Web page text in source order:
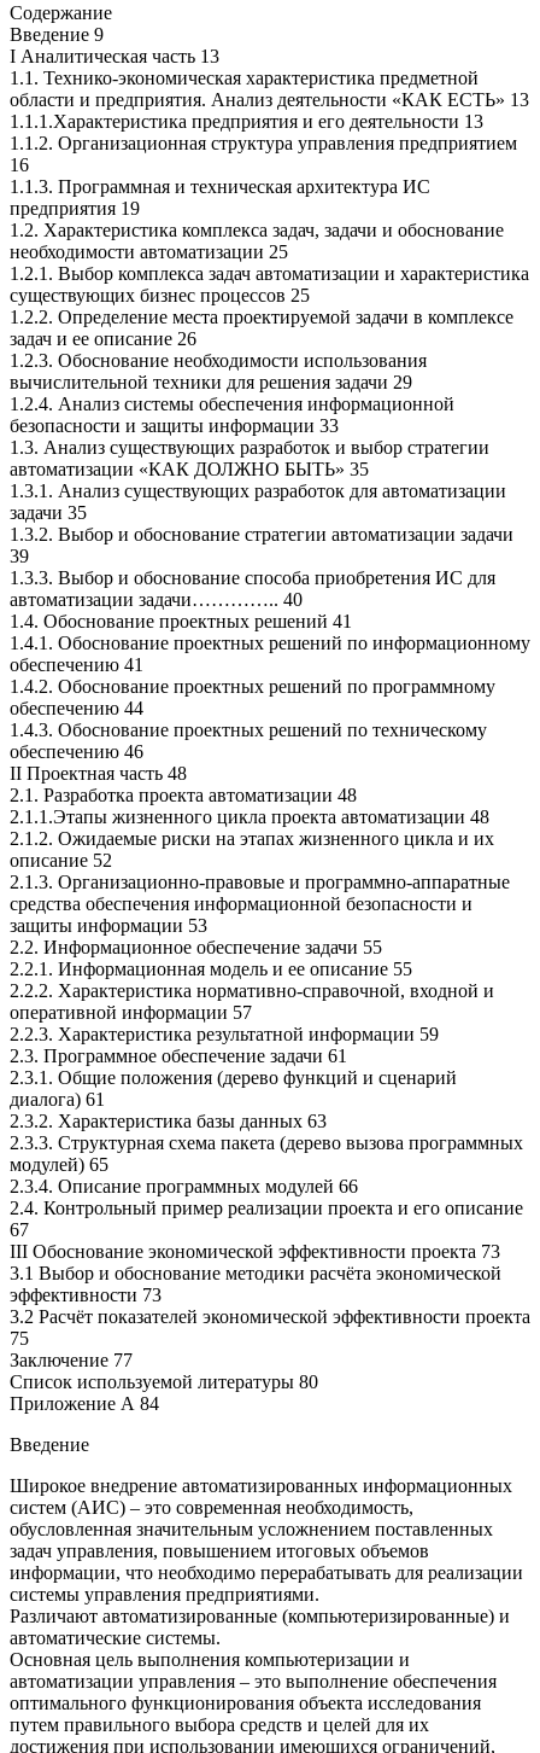
Содержание
Введение 9
I Аналитическая часть 13
1.1. Технико-экономическая характеристика предметной
области и предприятия. Анализ деятельности «КАК ЕСТЬ» 13
1.1.1.Характеристика предприятия и его деятельности 13
1.1.2. Организационная структура управления предприятием
16
1.1.3. Программная и техническая архитектура ИС
предприятия 19
1.2. Характеристика комплекса задач, задачи и обоснование
необходимости автоматизации 25
1.2.1. Выбор комплекса задач автоматизации и характеристика
существующих бизнес процессов 25
1.2.2. Определение места проектируемой задачи в комплексе
задач и ее описание 26
1.2.3. Обоснование необходимости использования
вычислительной техники для решения задачи 29
1.2.4. Анализ системы обеспечения информационной
безопасности и защиты информации 33
1.3. Анализ существующих разработок и выбор стратегии
автоматизации «КАК ДОЛЖНО БЫТЬ» 35
1.3.1. Анализ существующих разработок для автоматизации
задачи 35
1.3.2. Выбор и обоснование стратегии автоматизации задачи
39
1.3.3. Выбор и обоснование способа приобретения ИС для
автоматизации задачи………….. 40
1.4. Обоснование проектных решений 41
1.4.1. Обоснование проектных решений по информационному
обеспечению 41
1.4.2. Обоснование проектных решений по программному
обеспечению 44
1.4.3. Обоснование проектных решений по техническому
обеспечению 46
II Проектная часть 48
2.1. Разработка проекта автоматизации 48
2.1.1.Этапы жизненного цикла проекта автоматизации 48
2.1.2. Ожидаемые риски на этапах жизненного цикла и их
описание 52
2.1.3. Организационно-правовые и программно-аппаратные
средства обеспечения информационной безопасности и
защиты информации 53
2.2. Информационное обеспечение задачи 55
2.2.1. Информационная модель и ее описание 55
2.2.2. Характеристика нормативно-справочной, входной и
оперативной информации 57
2.2.3. Характеристика результатной информации 59
2.3. Программное обеспечение задачи 61
2.3.1. Общие положения (дерево функций и сценарий
диалога) 61
2.3.2. Характеристика базы данных 63
2.3.3. Структурная схема пакета (дерево вызова программных
модулей) 65
2.3.4. Описание программных модулей 66
2.4. Контрольный пример реализации проекта и его описание
67
III Обоснование экономической эффективности проекта 73
3.1 Выбор и обоснование методики расчёта экономической
эффективности 73
3.2 Расчёт показателей экономической эффективности проекта
75
Заключение 77
Список используемой литературы 80
Приложение А 84
Введение
Широкое внедрение автоматизированных информационных
систем (АИС) – это современная необходимость,
обусловленная значительным усложнением поставленных
задач управления, повышением итоговых объемов
информации, что необходимо перерабатывать для реализации
системы управления предприятиями.
Различают автоматизированные (компьютеризированные) и
автоматические системы.
Основная цель выполнения компьютеризации и
автоматизации управления – это выполнение обеспечения
оптимального функционирования объекта исследования
путем правильного выбора средств и целей для их
достижения при использовании имеющихся ограничений,